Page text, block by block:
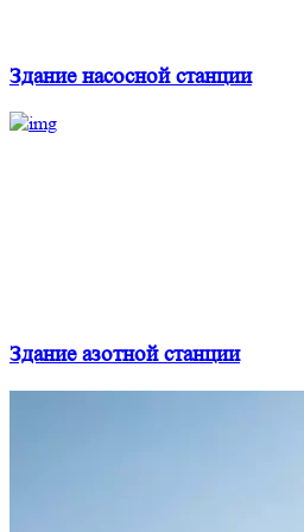
Здание насосной станции
Здание азотной станции